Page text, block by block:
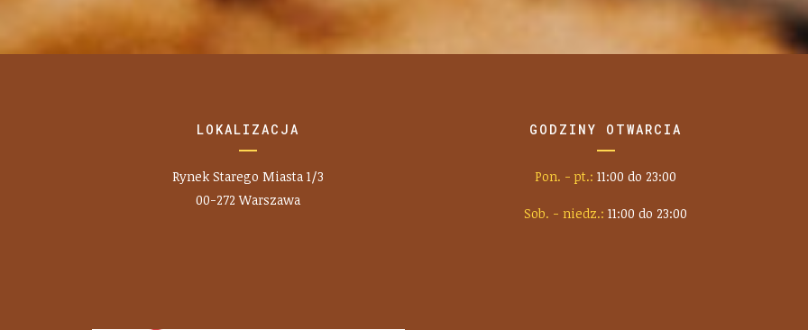
LOKALIZACJA
Rynek Starego Miasta 1/3
00-272 Warszawa
GODZINY OTWARCIA
Pon. - pt.: 11:00 do 23:00
Sob. - niedz.: 11:00 do 23:00